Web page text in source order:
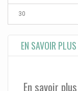
30
EN SAVOIR PLUS
En savoir